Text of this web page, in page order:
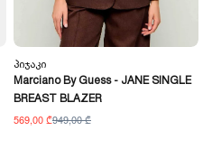
Პიჯაკი
Marciano By Guess - JANE SINGLE
BREAST BLAZER
569,00 ₾949,00 ₾